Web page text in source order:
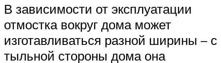
В зависимости от эксплуатации
отмостка вокруг дома может
изготавливаться разной ширины – с
тыльной стороны дома она